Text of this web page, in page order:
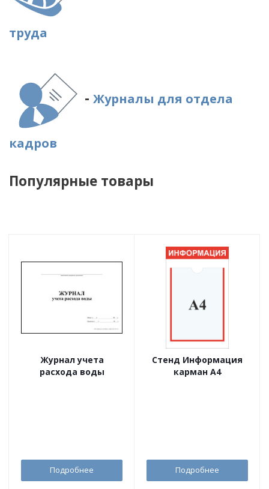
труда
- Журналы для отдела
кадров
Популярные товары
Журнал учета
расхода воды
Подробнее
Стенд Информация
карман А4
Подробнее